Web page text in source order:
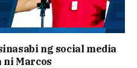
ng social media
ni Marcos